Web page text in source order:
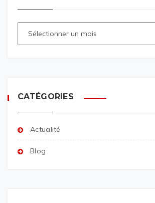
CATÉGORIES
Actualité
Blog